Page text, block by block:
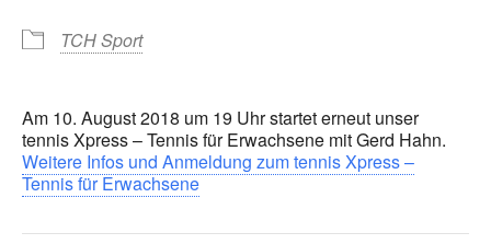
TCH Sport
Am 10. August 2018 um 19 Uhr startet erneut unser
tennis Xpress – Tennis für Erwachsene mit Gerd Hahn.
Weitere Infos und Anmeldung zum tennis Xpress –
Tennis für Erwachsene